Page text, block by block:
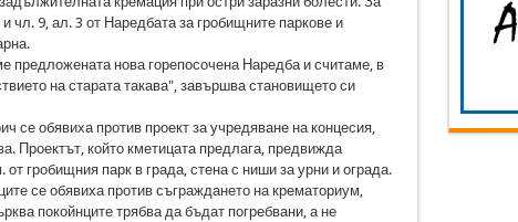
чл. 9, ал. 3 от Наредбата за гробищните паркове и
предложената нова горепосочена Наредба и считаме, в
на старата такава", завършва становището си
се обявиха против проект за учредяване на концесия,
Проектът, който кметицата предлага, предвижда
гробищния парк в града, стена с ниши за урни и ограда.
се обявиха против съграждането на крематориум,
покойнците трябва да бъдат погребвани, а не